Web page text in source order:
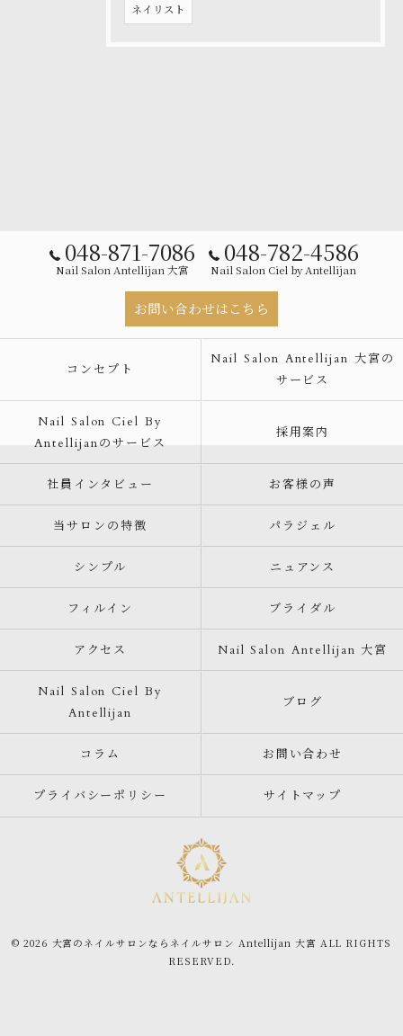
ネイリスト
048-871-7086
Nail Salon Antellijan 大宮
048-782-4586
Nail Salon Ciel by Antellijan
お問い合わせはこちら
コンセプト
Nail Salon Antellijan 大宮の
サービス
Nail Salon Ciel By
Antellijanのサービス
採用案内
社員インタビュー お客様の声
当サロンの特徴 パラジェル
シンプル ニュアンス
フィルイン ブライダル
アクセス Nail Salon Antellijan 大宮
Nail Salon Ciel By
Antellijan
ブログ
コラム お問い合わせ
プライバシーポリシー サイトマップ
© 2026 大宮のネイルサロンならネイルサロン Antellijan 大宮 ALL RIGHTS
RESERVED.